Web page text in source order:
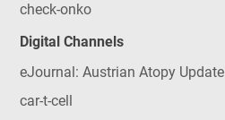
check-onko
Digital Channels
eJournal: Austrian Atopy Update
car-t-cell